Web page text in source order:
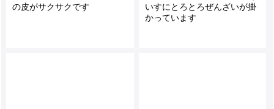
の皮がサクサクです
いすにとろとろぜんざいが掛
かっています